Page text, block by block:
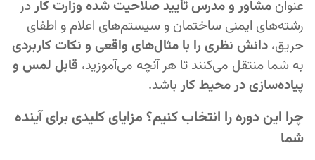
عنوان مشاور و مدرس تأیید صلاحیت شده وزارت کار در
رشته‌های ایمنی ساختمان و سیستم‌های اعلام و اطفای
حریق، دانش نظری را با مثال‌های واقعی و نکات کاربردی
به شما منتقل می‌کنند تا هر آنچه می‌آموزید، قابل لمس و
پیاده‌سازی در محیط کار باشد.
چرا این دوره را انتخاب کنیم؟ مزایای کلیدی برای آینده
شما